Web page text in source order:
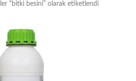
“bitki besini” olarak etiketlendi